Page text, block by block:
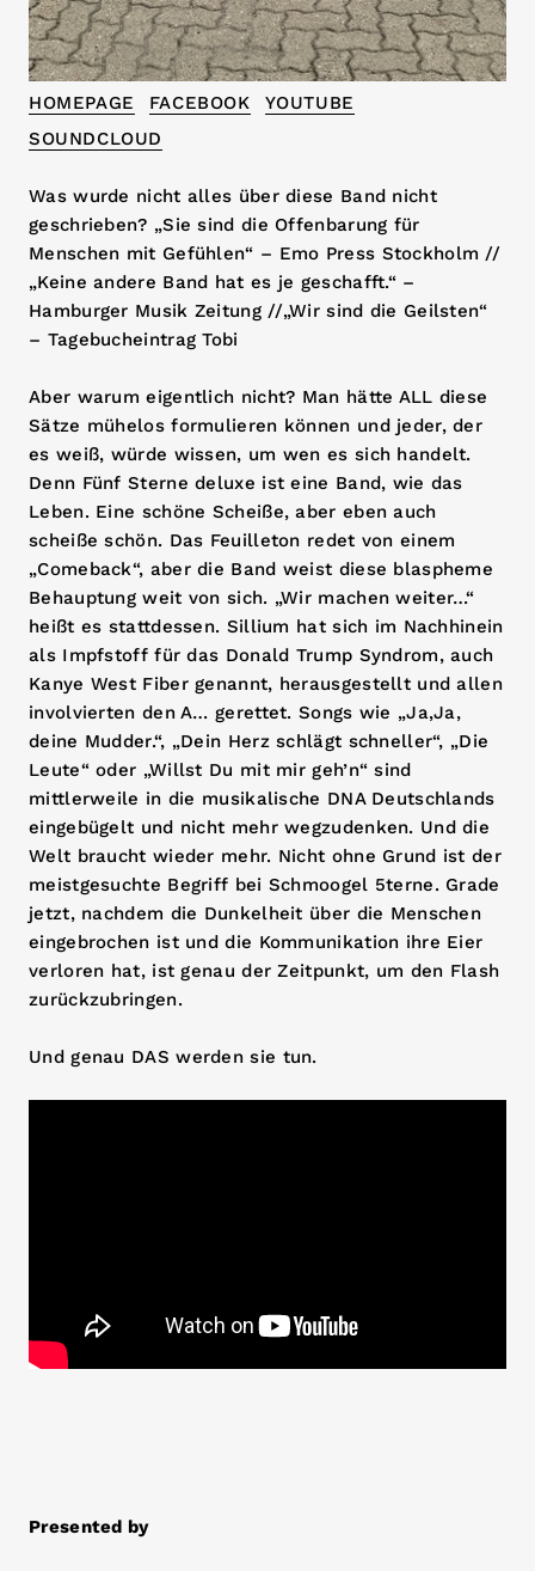
HOMEPAGE FACEBOOK
YOUTUBE
SOUNDCLOUD
Was wurde nicht alles über diese Band nicht
geschrieben? „Sie sind die Offenbarung für
Menschen mit Gefühlen“ – Emo Press Stockholm //
„Keine andere Band hat es je geschafft.“ –
Hamburger Musik Zeitung //„Wir sind die Geilsten“
– Tagebucheintrag Tobi
Aber warum eigentlich nicht? Man hätte ALL diese
Sätze mühelos formulieren können und jeder, der
es weiß, würde wissen, um wen es sich handelt.
Denn Fünf Sterne deluxe ist eine Band, wie das
Leben. Eine schöne Scheiße, aber eben auch
scheiße schön. Das Feuilleton redet von einem
„Comeback“, aber die Band weist diese blaspheme
Behauptung weit von sich. „Wir machen weiter…“
heißt es stattdessen. Sillium hat sich im Nachhinein
als Impfstoff für das Donald Trump Syndrom, auch
Kanye West Fiber genannt, herausgestellt und allen
involvierten den A… gerettet. Songs wie „Ja,Ja,
deine Mudder.“, „Dein Herz schlägt schneller“, „Die
Leute“ oder „Willst Du mit mir geh’n“ sind
mittlerweile in die musikalische DNA Deutschlands
eingebügelt und nicht mehr wegzudenken. Und die
Welt braucht wieder mehr. Nicht ohne Grund ist der
meistgesuchte Begriff bei Schmoogel 5terne. Grade
jetzt, nachdem die Dunkelheit über die Menschen
eingebrochen ist und die Kommunikation ihre Eier
verloren hat, ist genau der Zeitpunkt, um den Flash
zurückzubringen.
Und genau DAS werden sie tun.
Presented by